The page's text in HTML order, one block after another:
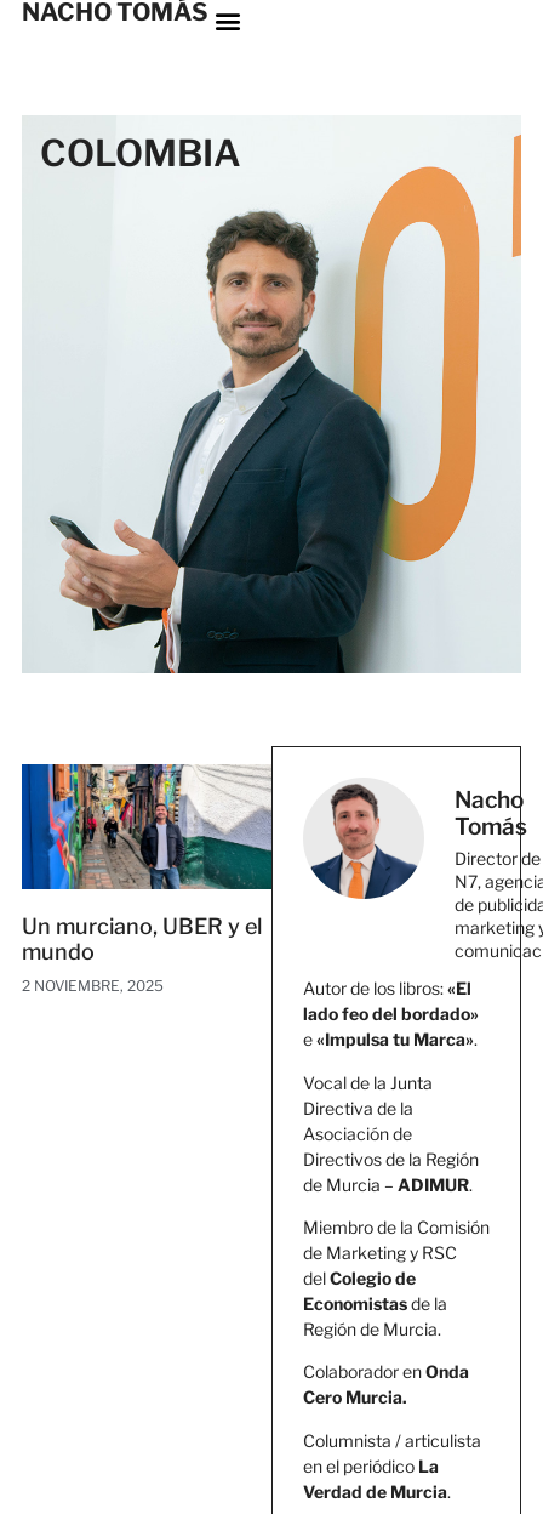
NACHO TOMÁS
COLOMBIA
Un murciano, UBER y el
mundo
2 NOVIEMBRE, 2025
Nacho
Tomás
Director de
N7,
de
marketing
Autor de los libros:«El
lado feo del bordado»
e«Impulsa tu Marca».
Vocal de la Junta
Directiva de la
Asociación de
Directivos de la Región
de Murcia – ADIMUR.
Miembro de la Comisión
de Marketing y RSC
delColegio de
Economistasde la
Región de Murcia.
Colaborador enOnda
Cero Murcia.
Columnista / articulista
en el periódico La
Verdad de Murcia.